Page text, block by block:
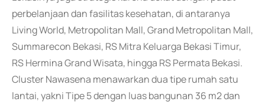
perbelanjaan dan fasilitas kesehatan, di antaranya
Living World, Metropolitan Mall, Grand Metropolitan Mall,
Summarecon Bekasi, RS Mitra Keluarga Bekasi Timur,
RS Hermina Grand Wisata, hingga RS Permata Bekasi.
Cluster Nawasena menawarkan dua tipe rumah satu
lantai, yakni Tipe 5 dengan luas bangunan 36 m2 dan